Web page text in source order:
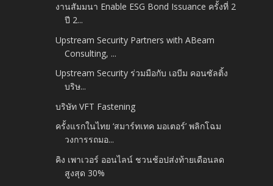
งานสัมมนา Enable ESG Bond Issuance ครั้งที่ 2
ปี 2...
Upstream Security Partners with ABeam
Consulting, ...
Upstream Security ร่วมมือกับ เอบีม คอนซัลติ้ง
บริษ...
บริษัท VFT Fastening
ครั้งแรกในไทย ‘สมาร์ทเทค มอเตอร์’ พลิกโฉม
วงการรถมอ...
คิง เพาเวอร์ ออนไลน์ ชวนช้อปส่งท้ายเดือนลด
สูงสุด 30%